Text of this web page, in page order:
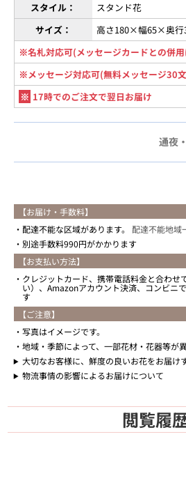
スタイル：
スタンド花
サイズ：
高さ180×幅65×奥行
※名札対応可(メッセージカードとの併
※メッセージ対応可(無料メッセージ30
※ 17時でのご注文で翌日お届け
通夜
【お届け・手数料】
配達不能な区域があります。 配達不能地域
別途手数料990円がかかります
【お支払い方法】
クレジットカード、携帯電話料金と合わせ
い）、Amazonアカウント決済、コンビニ
す
【ご注意】
写真はイメージです。
地域・季節によって、一部花材・花器等が
大切なお客様に、鮮度の良いお花をお届け
物流事情の影響によるお届けについて
閲覧履